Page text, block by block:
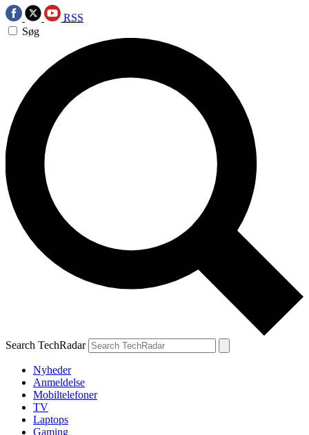
RSS
Søg
Search TechRadar
Nyheder
Anmeldelse
Mobiltelefoner
TV
Laptops
Gaming